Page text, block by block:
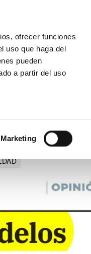
ofrecer funciones
uso que haga del
pueden
a partir del uso
Marketing